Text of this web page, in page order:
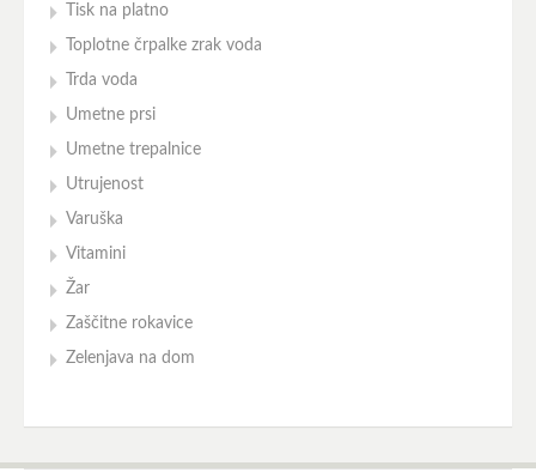
Tisk na platno
Toplotne črpalke zrak voda
Trda voda
Umetne prsi
Umetne trepalnice
Utrujenost
Varuška
Vitamini
Žar
Zaščitne rokavice
Zelenjava na dom